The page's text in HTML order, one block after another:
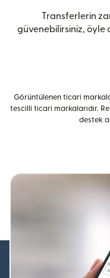
Transferlerin
güvenebilirsiniz, öyle
Görüntülenen ticari
tescilli ticari markalarıdır.
destek